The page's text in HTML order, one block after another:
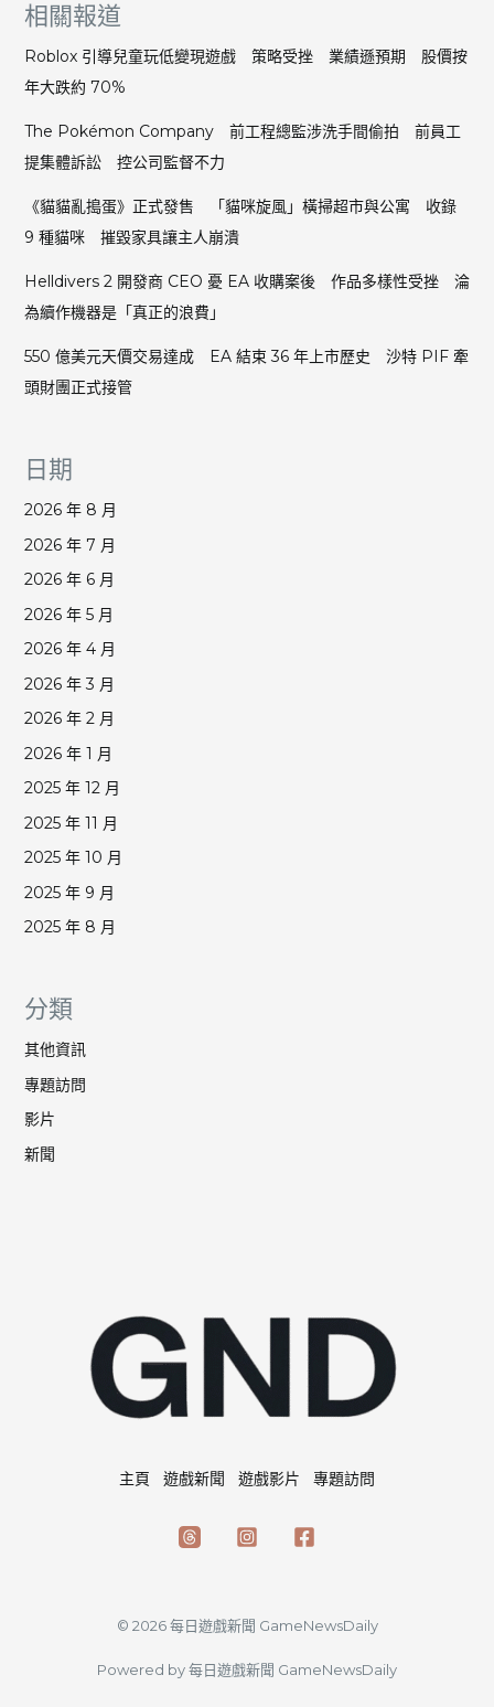
相關報道
Roblox 引導兒童玩低變現遊戲 策略受挫 業績遜預期 股價按
年大跌約 70%
The Pokémon Company 前工程總監涉洗手間偷拍 前員工
提集體訴訟 控公司監督不力
《貓貓亂搗蛋》正式發售 「貓咪旋風」橫掃超市與公寓 收錄
9 種貓咪 摧毀家具讓主人崩潰
Helldivers 2 開發商 CEO 憂 EA 收購案後 作品多樣性受挫 淪
為續作機器是「真正的浪費」
550 億美元天價交易達成 EA 結束 36 年上市歷史 沙特 PIF 牽
頭財團正式接管
日期
2026 年 8 月
2026 年 7 月
2026 年 6 月
2026 年 5 月
2026 年 4 月
2026 年 3 月
2026 年 2 月
2026 年 1 月
2025 年 12 月
2025 年 11 月
2025 年 10 月
2025 年 9 月
2025 年 8 月
分類
其他資訊
專題訪問
影片
新聞
主頁 遊戲新聞 遊戲影片 專題訪問
© 2026 每日遊戲新聞 GameNewsDaily
Powered by 每日遊戲新聞 GameNewsDaily